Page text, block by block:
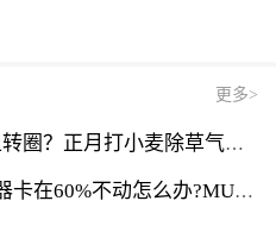
更多>
小麦除草气温多少能打？ 全球短讯
么办?MUMU模拟器卡在60%的解决流程